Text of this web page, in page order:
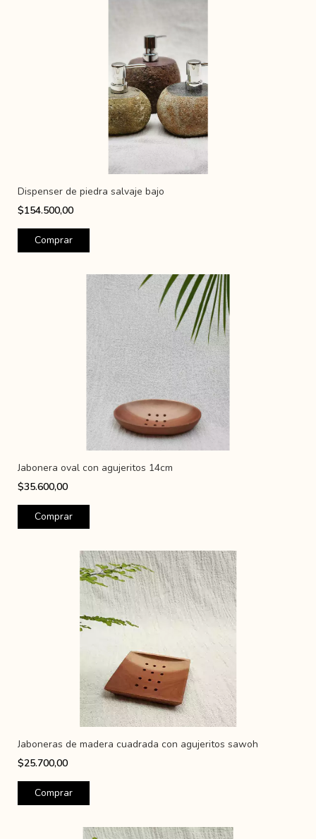
Dispenser de piedra salvaje bajo
$154.500,00
Jabonera oval con agujeritos 14cm
$35.600,00
Jaboneras de madera cuadrada con agujeritos sawoh
$25.700,00